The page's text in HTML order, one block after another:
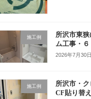
施工例
所沢市東
ム工事・６
2026年7月30日
施工例
所沢市・ク
CF貼り替え